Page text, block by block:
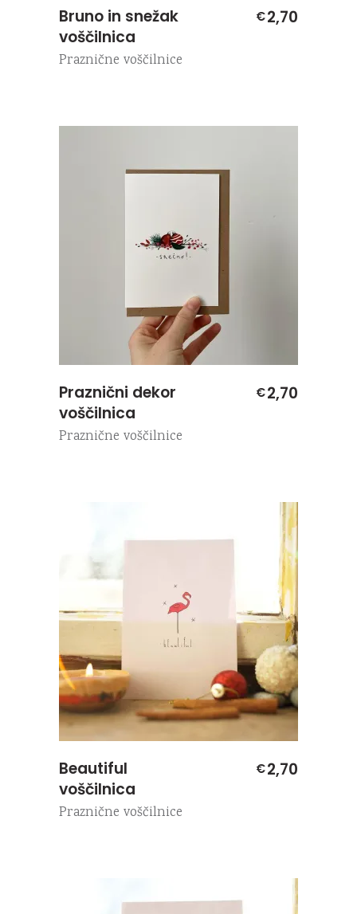
Bruno in snežak
voščilnica
€2,70
Praznične voščilnice
Praznični dekor
voščilnica
€2,70
Praznične voščilnice
Beautiful
voščilnica
€2,70
Praznične voščilnice